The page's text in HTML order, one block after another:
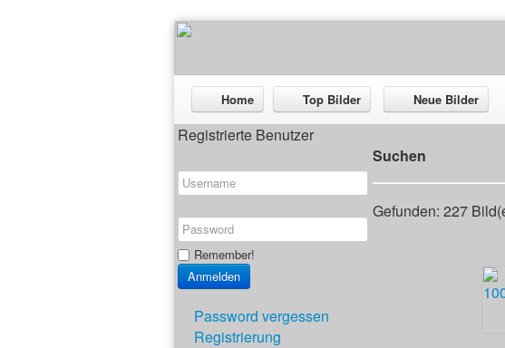
Home Top Bilder Neue Bilder
Registrierte Benutzer
Remember!
Password vergessen
Registrierung
Suchen
Gefunden: 227